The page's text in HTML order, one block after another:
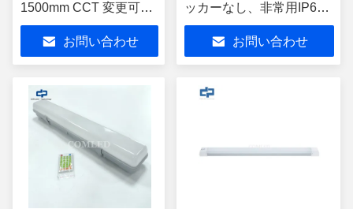
1500mm CCT 変更可能
なソリューション
お問い合わせ
ッカーなし、非常用IP65
防水LEDバテン、センサ
ー調光、駐車場LEDバテ
ンライト、トンネル照明
お問い合わせ